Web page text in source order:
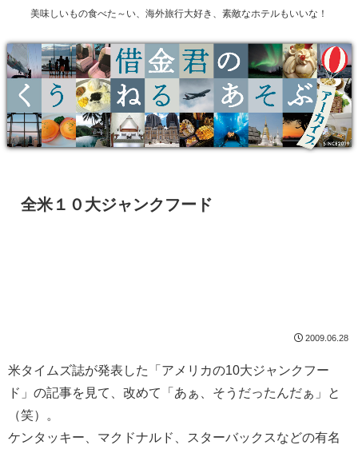
美味しいもの食べた～い、海外旅行大好き、素敵なホテルもいいな！
全米１０大ジャンクフード
2009.06.28
米タイムズ誌が発表した「アメリカの10大ジャンクフー
ド」の記事を見て、改めて「あぁ、そうだったんだぁ」と
（笑）。
ケンタッキー、マクドナルド、スターバックスなどの有名